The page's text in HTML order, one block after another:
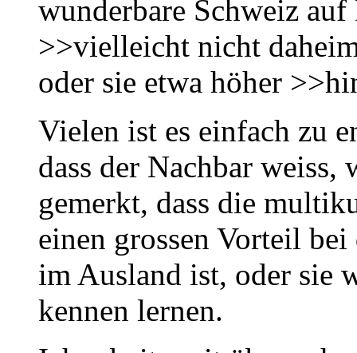
wunderbare Schweiz
>>vielleicht nicht
oder sie etwa höher
Vielen ist es einfach zu
dass der Nachbar weiss,
gemerkt, dass die
einen grossen Vorteil
im Ausland ist, oder sie
kennen lernen.